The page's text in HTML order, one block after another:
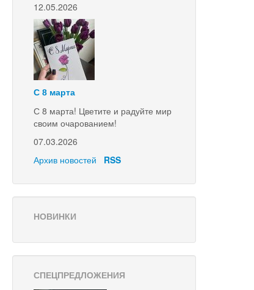
12.05.2026
С 8 марта
С 8 марта! Цветите и радуйте мир
своим очарованием!
07.03.2026
Архив новостей
RSS
НОВИНКИ
СПЕЦПРЕДЛОЖЕНИЯ